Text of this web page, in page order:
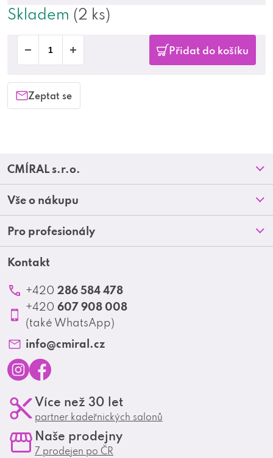
Skladem (2 ks)
Přidat do košíku
Zeptat se
Z
á
p
a
CMÍRAL s.r.o.
Prodejny
O nás
Blog
Kontakt
Vše o nákupu
Doprava a platba
Obchodní podmínky
Reklamace a vrácení zboží
Ochrana osobních údajů
Pro profesionály
Akční letáky
Produktové katalogy
Profesionální spolupráce
Matrix Club
Kontakt
+420 286 584 478
+420 607 908 008
(také WhatsApp)
info@cmiral.cz
n
s
a
e
Více než 30 let
partner kadeřnických salonů
Naše prodejny
7 prodejen po ČR